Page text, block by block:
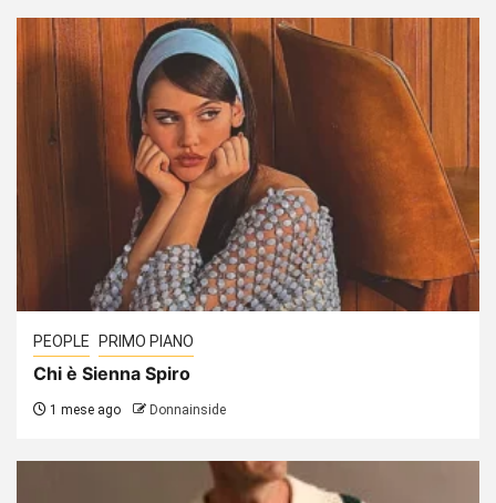
PEOPLE PRIMO PIANO
Chi è Sienna Spiro
1 mese ago Donnainside